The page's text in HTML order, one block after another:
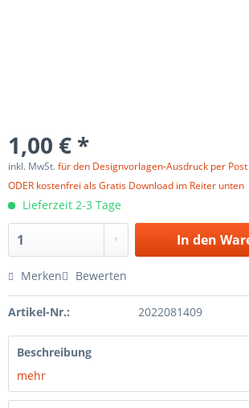
1,00 € *
inkl. MwSt.für den Designvorlagen-Ausdruck per
ODER kostenfrei als Gratis Download im Reiter unten
Lieferzeit 2-3 Tage
In den
Merken Bewerten
Artikel-Nr.: 2022081409
Beschreibung
mehr